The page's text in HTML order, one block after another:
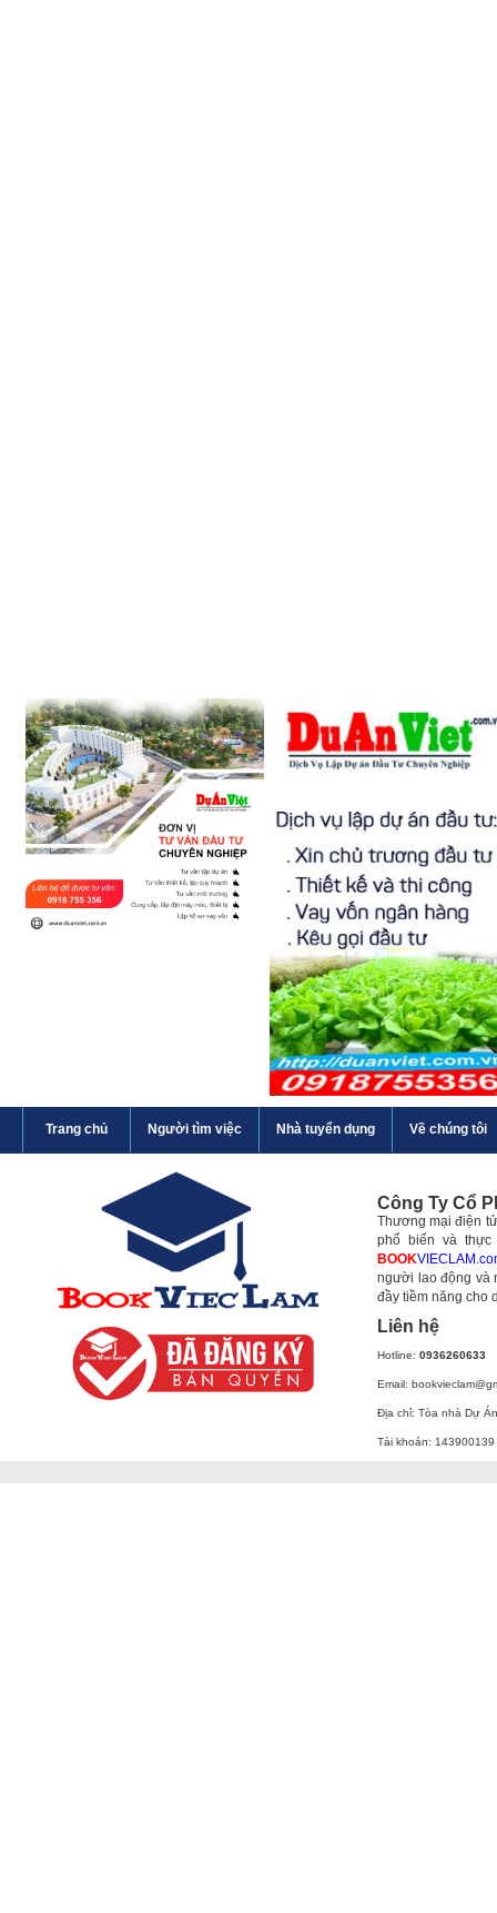
Trang chủ Người tìm việc Nhà tuyển dụng Về chúng tôi
Công Ty Cổ
Thương mại điện
phổ biến và
BOOK
người lao động và
đầy tiềm năng cho
Liên hệ
Hotline: 0936260633
Email:
Địa chỉ: Tòa nhà Dự
Tài khoản: